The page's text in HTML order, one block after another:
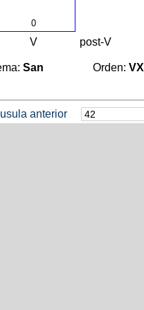
0
V post-V
San Orden:VX
anterior